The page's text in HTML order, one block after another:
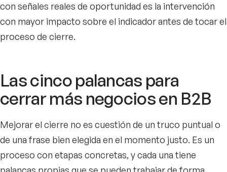
con señales reales de oportunidad es la intervención
con mayor impacto sobre el indicador antes de tocar el
proceso de cierre.
Las cinco palancas para
cerrar más negocios en B2B
Mejorar el cierre no es cuestión de un truco puntual o
de una frase bien elegida en el momento justo. Es un
proceso con etapas concretas, y cada una tiene